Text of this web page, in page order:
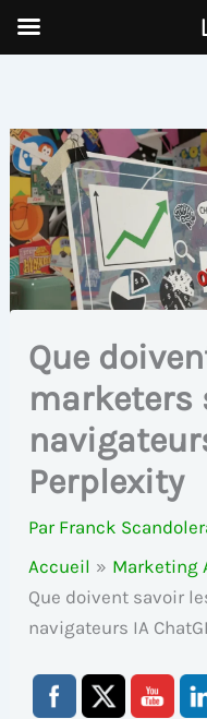
Aller
Que
marketers
Perplexity
Par Franck
Accueil
Marketing
Que doivent savoir
navigateurs IA